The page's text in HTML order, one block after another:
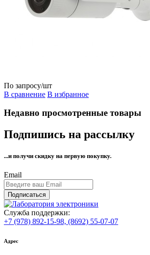
По запросу/шт
В сравнение В избранное
Недавно просмотренные товары
Подпишись на рассылку
...и получи скидку на первую покупку.
Email
Подписаться
Служба поддержки:
+7 (978) 892-15-98, (8692) 55-07-07
Адрес